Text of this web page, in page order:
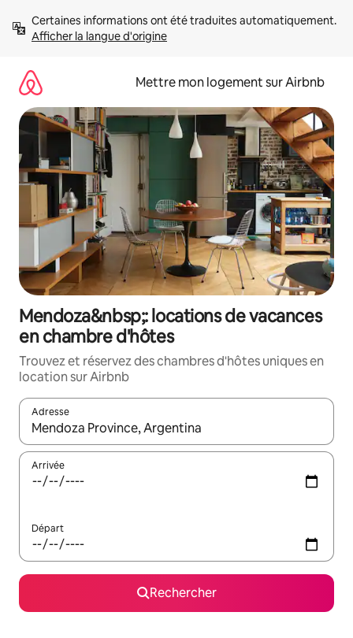
directement
Afficher la langue d'origine
Mettre mon logement sur Airbnb
Mendoza&nbsp;: locations de vacances
en chambre d'hôtes
Trouvez et réservez des chambres d'hôtes uniques en
location sur Airbnb
Adresse
Lorsque les résultats s'affichent, utilisez les flèches vers le
Arrivée
Départ
Rechercher